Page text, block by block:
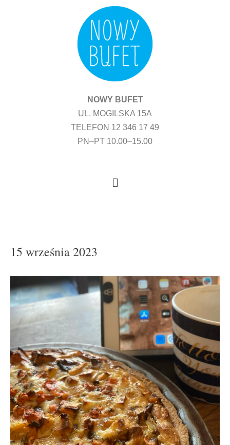
NOWY BUFET
UL. MOGILSKA 15A
TELEFON 12 346 17 49
PN–PT 10.00–15.00
Menu
15 września 2023